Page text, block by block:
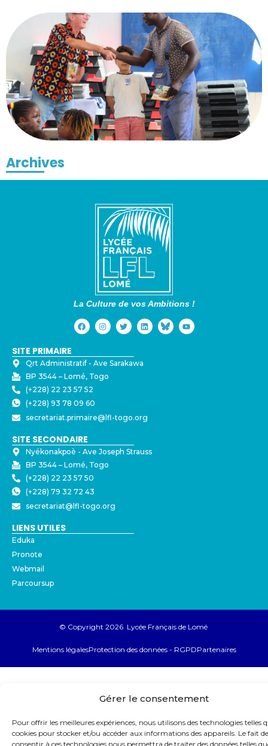
Gérer le consentement
Pour offrir les meilleures expériences, nous utilisons des technologies telles
cookies pour stocker et/ou accéder aux informations des appareils. Le fait de
consentir à ces technologies nous permettra de traiter des données telles
Archives
La Culture de vos Ambitions !
SITE PRIMAIRE
Qrt Administratif - ⁠Ave Sarakawa
BP 3544 – Lomé, Togo
(+228) 22 23 57 52
(+228) 93 78 09 60
secretariat.primaire@lfl-togo.org
SITE SECONDAIRE
Nyékonakpoè - ⁠Ave Joseph Strauss
BP 3544 – Lomé, Togo
(+228) 22 23 57 50
(+228) 79 32 72 43
secretariat@lfl-togo.org
LIENS UTILES
Eduka
Pronote
Webmail
Parcoursup
© Copyright 2026 Lycée Français de Lomé
Mentions légalesProtection des données - RGPDPartenaires